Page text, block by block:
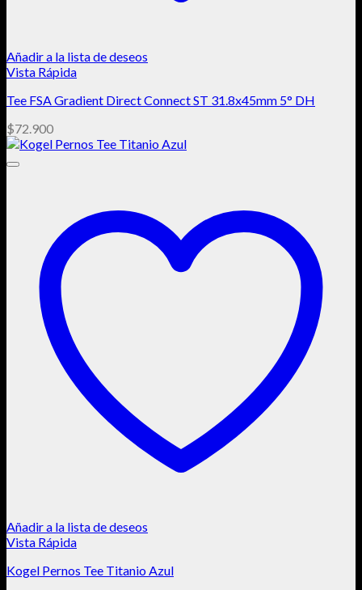
Añadir a la lista de deseos
Vista Rápida
Tee FSA Gradient Direct Connect ST 31.8x45mm 5° DH
$72.900
Añadir a la lista de deseos
Vista Rápida
Kogel Pernos Tee Titanio Azul